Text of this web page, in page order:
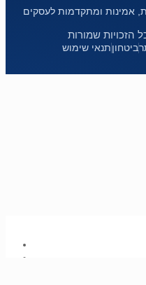
אמינות ומתקדמות לעסקים
ביטחוןתנאי שימוש